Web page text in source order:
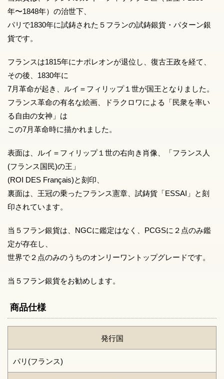
年〜1848年）の治世下、
パリで1830年に試鋳された５フランの試鋳銀貨・パターン銀
貨です。
フランスは1815年にナポレオンが退位し、復古王政を経て、
その後、1830年に
7月革命が起き、ルイ＝フィリップ１世が国王となりました。
フランス革命の有名な絵画、ドラクロワによる「民衆を率い
る自由の女神」は
この7月革命時に描かれました。
表面は、ルイ＝フィリップ１世の右向き肖像、「フランス人
(フランス国民)の王」
(ROI DES Français)と刻印、
裏面は、王冠の乗ったフランス憲章、試鋳貨「ESSAI」と刻
印されています。
当５フラン銀貨は、NGCに鑑定はなく、PCGSに２点のみ鑑
定が存在し、
世界で２点のみのうちのオンリーワントップグレードです。
当５フラン銀貨をお勧めします。
商品仕様
発行国
パリ(フランス)